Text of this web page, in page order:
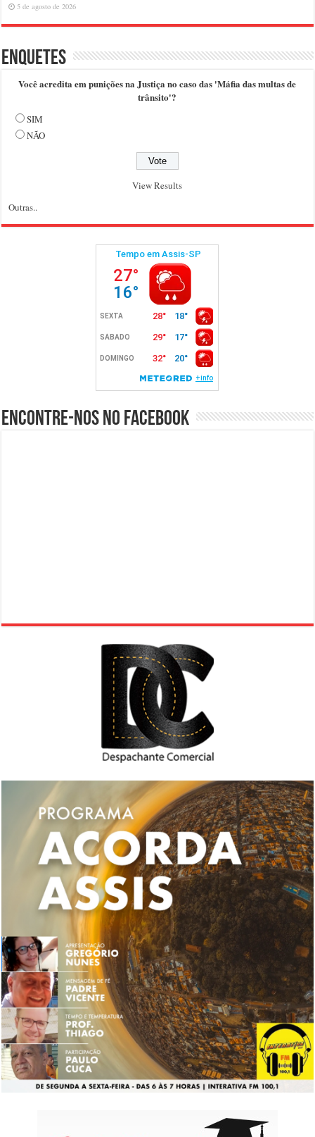
5 de agosto de 2026
Enquetes
Você acredita em punições na Justiça no caso das 'Máfia das multas de
trânsito'?
SIM
NÃO
View Results
Outras..
Encontre-nos no Facebook